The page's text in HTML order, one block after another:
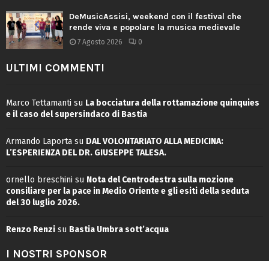
DeMusicAssisi, weekend con il festival che
rende viva e popolare la musica medievale
7 Agosto 2026 0
ULTIMI COMMENTI
Marco Tettamanti su La bocciatura della rottamazione quinquies
e il caso del supersindaco di Bastia
Armando Laporta su DAL VOLONTARIATO ALLA MEDICINA:
L’ESPERIENZA DEL DR. GIUSEPPE TALESA.
ornello breschini su Nota del Centrodestra sulla mozione
consiliare per la pace in Medio Oriente e gli esiti della seduta
del 30 luglio 2026.
Renzo Renzi su Bastia Umbra sott’acqua
I NOSTRI SPONSOR